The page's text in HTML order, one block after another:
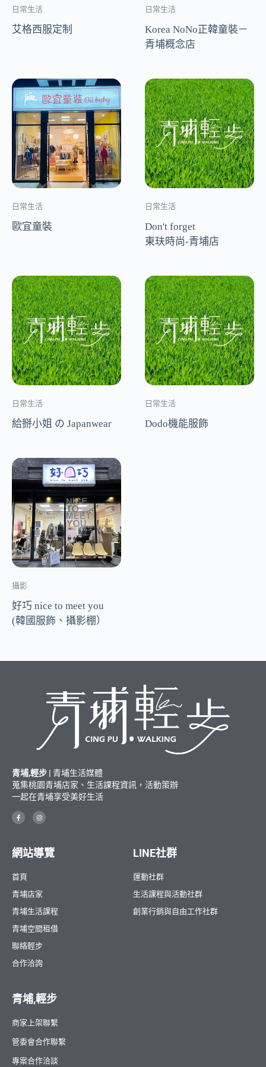
日常生活
艾格西服定制
日常生活
Korea NoNo正韓童裝－
青埔概念店
日常生活
歐宜童裝
日常生活
Don't forget
東玞時尚-青埔店
日常生活
給掰小姐 の Japanwear
日常生活
Dodo機能服飾
攝影
好巧 nice to meet you
(韓國服飾、攝影棚）
青埔,輕步 | 青埔生活媒體
蒐集桃園青埔店家、生活課程資訊，活動策辦
一起在青埔享受美好生活
網站導覽
首頁
青埔店家
青埔生活課程
青埔空間租借
聯絡輕步
合作洽詢
LINE社群
運動社群
生活課程與活動社群
創業行銷與自由工作社群
青埔,輕步
商家上架聯繫
管委會合作聯繫
專案合作洽談